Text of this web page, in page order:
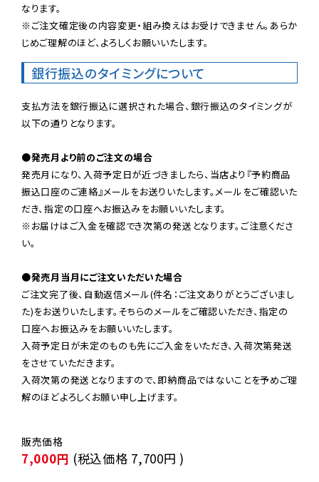
なります。
※ご注文確定後の内容変更・組み換えはお受けできません。あらか
じめご理解のほど、よろしくお願いいたします。
銀行振込のタイミングについて
支払方法を銀行振込に選択された場合、銀行振込のタイミングが
以下の通りとなります。
●発売月より前のご注文の場合
発売月になり、入荷予定日が近づきましたら、当店より『予約商品
振込口座のご連絡』メールをお送りいたします。メールをご確認いた
だき、指定の口座へお振込みをお願いいたします。
※お届けはご入金を確認でき次第の発送となります。ご注意くださ
い。
●発売月当月にご注文いただいた場合
ご注文完了後、自動返信メール(件名：ご注文ありがとうございまし
た)をお送りいたします。そちらのメールをご確認いただき、指定の
口座へお振込みをお願いいたします。
入荷予定日が未定のものも先にご入金をいただき、入荷次第発送
をさせていただきます。
入荷次第の発送となりますので、即納商品ではないことを予めご理
解のほどよろしくお願い申し上げます。
7,000円 (税込価格 7,700円 )